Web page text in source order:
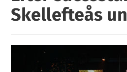
Skellefteås